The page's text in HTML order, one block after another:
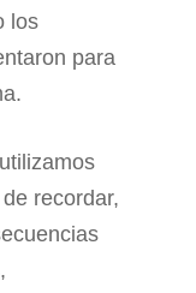
los
para
recordar,